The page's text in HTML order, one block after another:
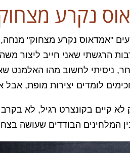
נקרע
"אמדאוס נקרע מצחוק" מנחה,
הרגשתי שאני חייב ליצור
ניסיתי לחשוב מהו האלמנט
לומדים יצירות מופת,
קיים בקונצרט רגיל, לא בקרב
המלחינים הבודדים שעושה